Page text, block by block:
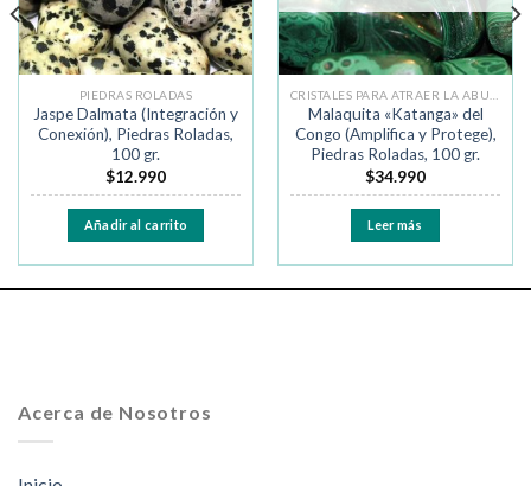
PIEDRAS ROLADAS
Jaspe Dalmata (Integración y
Conexión), Piedras Roladas,
100 gr.
$12.990
Añadir al carrito
Malaquita «Katanga» del
Congo (Amplifica y Protege),
Piedras Roladas, 100 gr.
$34.990
Leer más
Acerca de Nosotros